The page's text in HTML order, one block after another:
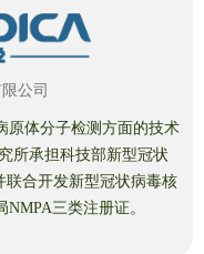
公司
原体分子检测方面的技术
所承担科技部新型冠状
联合开发新型冠状病毒核
三类注册证。